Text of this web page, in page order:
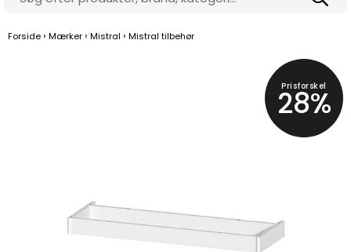
Forside › Mærker › Mistral › Mistral tilbehør
Prisforskel
28%